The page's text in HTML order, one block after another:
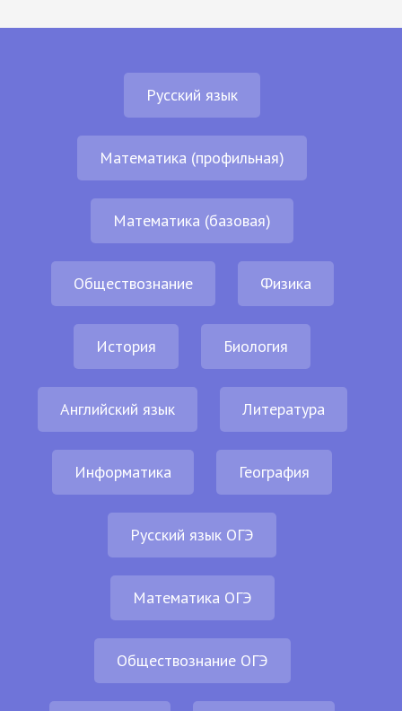
Русский язык
Математика (профильная)
Математика (базовая)
Обществознание Физика
История Биология
Английский язык Литература
Информатика География
Русский язык ОГЭ
Математика ОГЭ
Обществознание ОГЭ